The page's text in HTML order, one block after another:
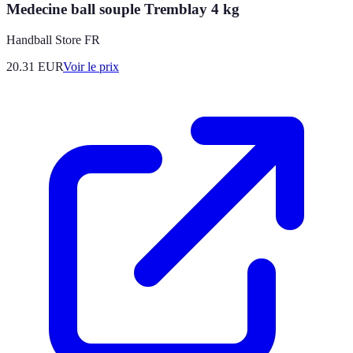
Medecine ball souple Tremblay 4 kg
Handball Store FR
20.31 EURVoir le prix